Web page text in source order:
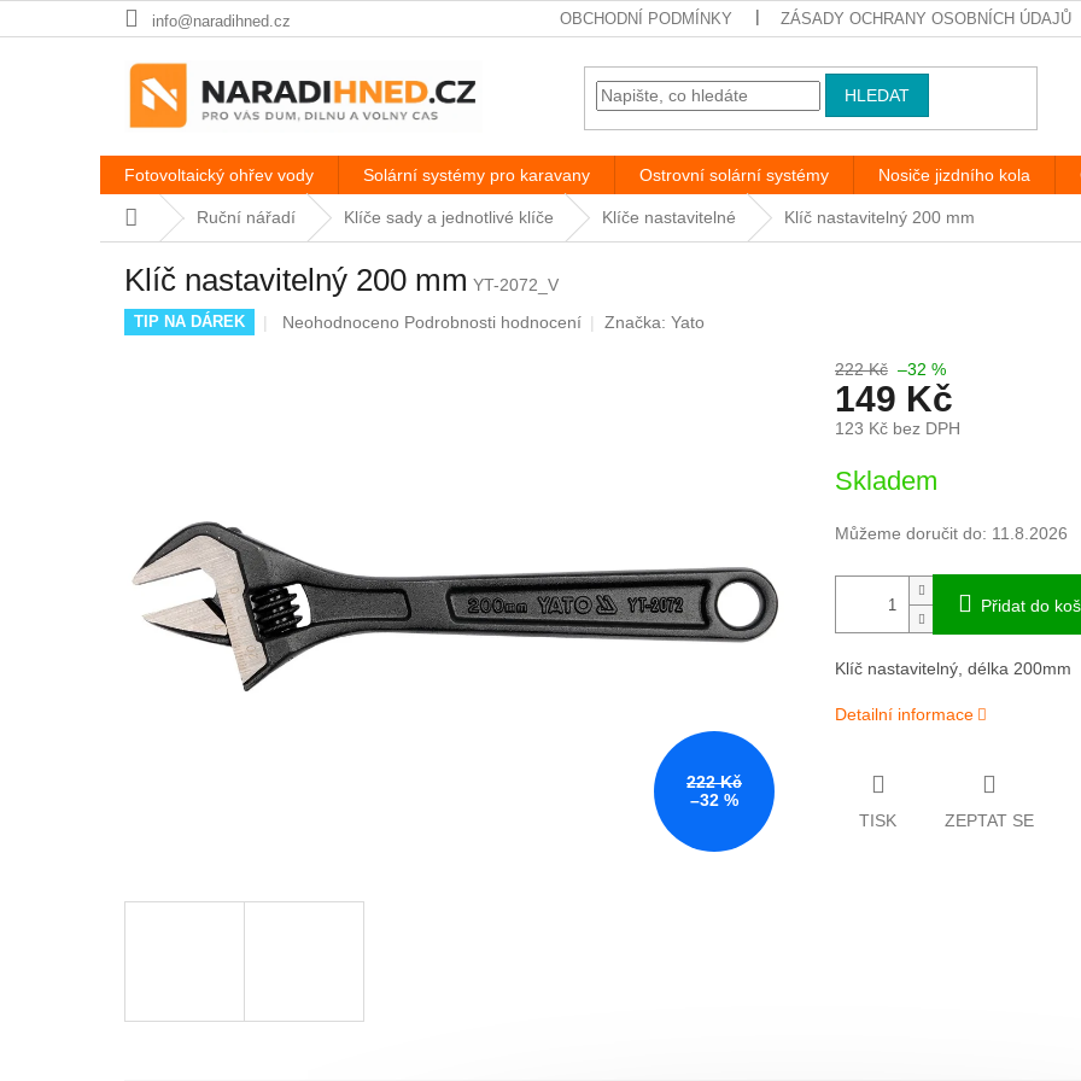
na
info@naradihned.cz OBCHODNÍ PODMÍNKY ZÁSADY OCHRANY OSOBNÍCH ÚDAJŮ
HLEDAT
Fotovoltaický ohřev vody Solární systémy pro karavany Ostrovní solární systémy Nosiče jizdního kola
Domů Ruční nářadí Klíče sady a jednotlivé klíče Klíče nastavitelné Klíč nastavitelný 200 mm
Klíč nastavitelný 200 mm YT-2072_V
TIP NA DÁREK
Průměrné
Neohodnoceno Podrobnosti hodnocení Značka: Yato
222 Kč
–32 %
222 Kč –32 %
149 Kč
123 Kč bez DPH
cena:
Skladem
Můžeme doručit do: 11.8.2026
Přidat do
Klíč nastavitelný, délka 200mm
Detailní informace
TISK ZEPTAT SE